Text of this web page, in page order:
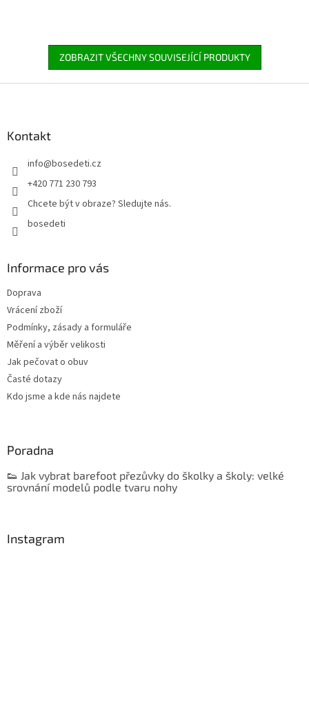
ZOBRAZIT VŠECHNY SOUVISEJÍCÍ PRODUKTY
Kontakt
info@bosedeti.cz
+420 771 230 793
Chcete být v obraze? Sledujte nás.
bosedeti
Informace pro vás
Doprava
Vrácení zboží
Podmínky, zásady a formuláře
Měření a výběr velikosti
Jak pečovat o obuv
Časté dotazy
Kdo jsme a kde nás najdete
Poradna
👟 Jak vybrat barefoot přezůvky do školky a školy: velké
srovnání modelů podle tvaru nohy
Instagram